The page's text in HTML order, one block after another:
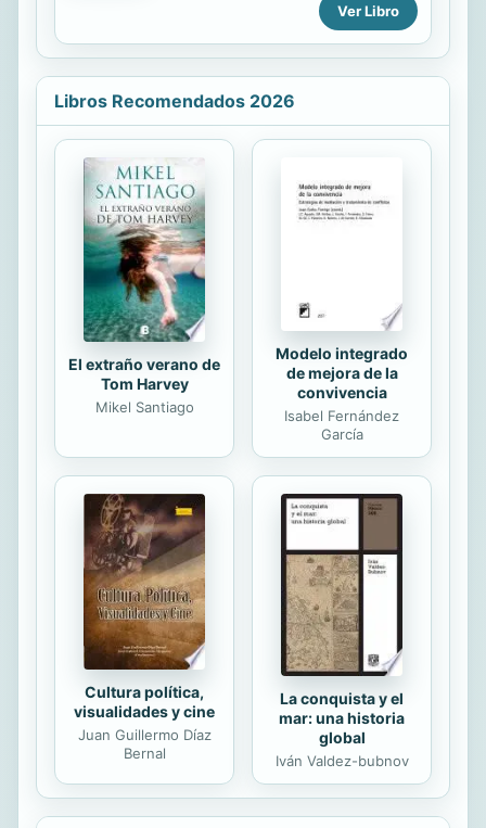
Ver Libro
Libros Recomendados 2026
El extraño verano de
Tom Harvey
Mikel Santiago
Modelo integrado
de mejora de la
convivencia
Isabel Fernández
García
Cultura política,
visualidades y cine
Juan Guillermo Díaz
Bernal
La conquista y el
mar: una historia
global
Iván Valdez-bubnov